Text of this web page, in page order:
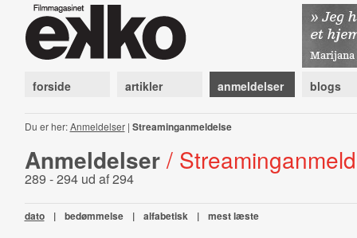
forside artikler anmeldelser blogs
Du er her:Anmeldelser| Streaminganmeldelse
Anmeldelser /
289 - 294 ud af 294
dato | bedømmelse | alfabetisk | mest læste